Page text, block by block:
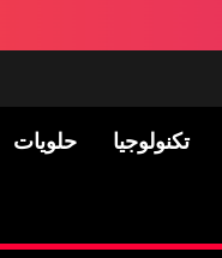
تكنولوجيا حلويات